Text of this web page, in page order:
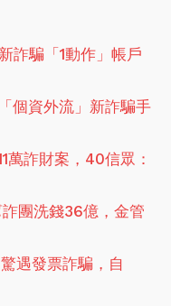
詐騙「1動作」帳戶
個資外流」新詐騙手
萬詐財案，40信眾：
團洗錢36億，金管
遇發票詐騙，自